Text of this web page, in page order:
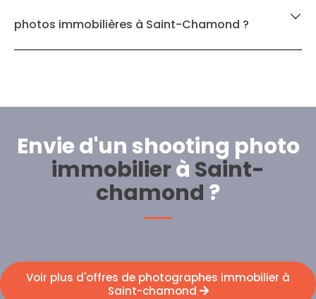
photos immobilières à Saint-Chamond ?
Envie d'un shooting photo
immobilierà Saint-
chamond ?
Voir plus d'offres de photographes immobilier à
Saint-chamond